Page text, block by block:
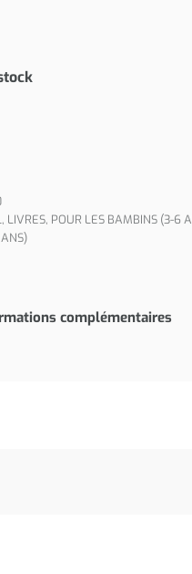
, LIVRES, POUR LES BAMBINS (3-6
complémentaires